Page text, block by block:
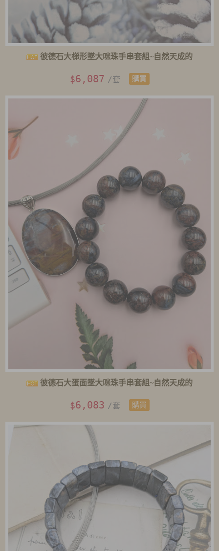
彼德石大梯形墜大咪珠手串套組~自然天成的
$6,087 /套 購買
彼德石大蛋面墜大咪珠手串套組~自然天成的
$6,083 /套 購買